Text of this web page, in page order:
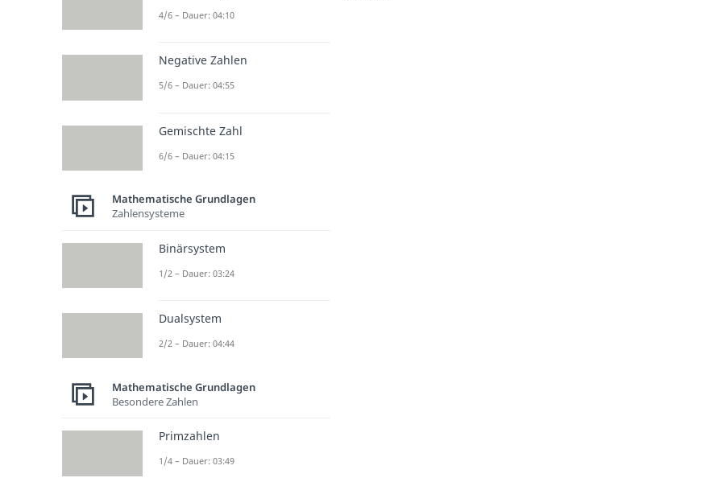
4/6 – Dauer: 04:10
Negative Zahlen
5/6 – Dauer: 04:55
Gemischte Zahl
6/6 – Dauer: 04:15
Mathematische Grundlagen
Zahlensysteme
Binärsystem
1/2 – Dauer: 03:24
Dualsystem
2/2 – Dauer: 04:44
Mathematische Grundlagen
Besondere Zahlen
Primzahlen
1/4 – Dauer: 03:49